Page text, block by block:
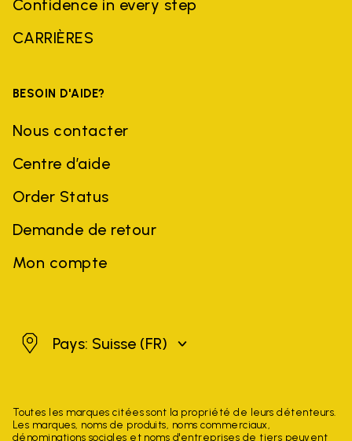
Confidence in every step
CARRIÈRES
BESOIN D'AIDE?
Nous contacter
Centre d’aide
Order Status
Demande de retour
Mon compte
SuissePays: Suisse (FR)
Toutes les marques citées sont la propriété de leurs détenteurs.
Les marques, noms de produits, noms commerciaux,
dénominations sociales et noms d'entreprises de tiers peuvent